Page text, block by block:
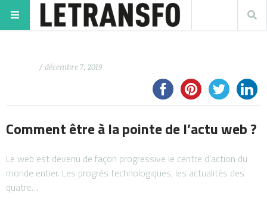
/ décembre 7, 2019
Comment être à la pointe de l’actu web ?
Le web est devenu de façon progressive le centre d’action du
monde entier. Les progrès technologiques, les actualités des
quatre…